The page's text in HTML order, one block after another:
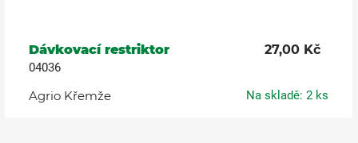
Dávkovací restriktor 27,00 Kč
04036
Agrio Křemže Na skladě: 2 ks